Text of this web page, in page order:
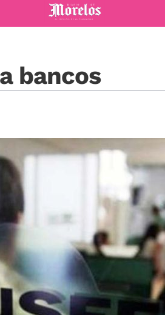
Diario de Morelos
bancos